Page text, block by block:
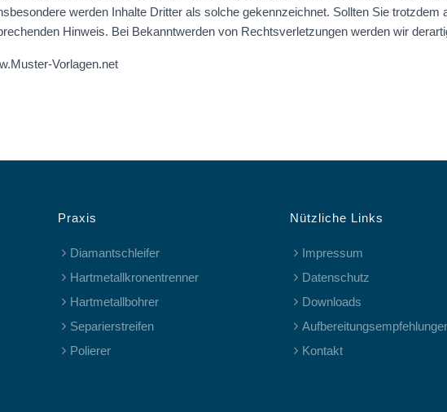
werden Inhalte Dritter als solche gekennzeichnet. Sollten Sie
Hinweis. Bei Bekanntwerden von Rechtsverletzungen werden wir
Vorlagen.net
Praxis
Diamantschleifer
Hartmetallkronentrenner
Hartmetallbohrer
Separierstreifen
Polierer
Nützliche Links
Impressum
Datenschutz
Downloads
Kontakt